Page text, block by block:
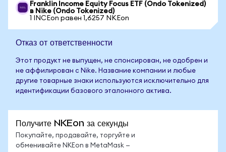
Franklin Income Equity Focus ETF (Ondo Tokenized)
в Nike (Ondo Tokenized)
1 INCEon равен 1,6257 NKEon
Отказ от ответственности
Этот продукт не выпущен, не спонсирован, не одобрен и
не аффилирован с Nike. Название компании и любые
другие товарные знаки используются исключительно для
идентификации базового эталонного актива.
Получите NKEon за секунды
Покупайте, продавайте, торгуйте и
обменивайте NKEon в MetaMask —